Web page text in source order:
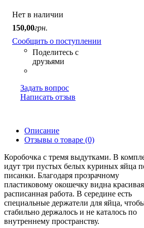
Нет в наличии
150,00грн.
Сообщить о поступлении
Задать вопрос
Написать отзыв
Описание
Отзывы о товаре (0)
Коробочка с тремя выдутками. В
идут три пустых белых куриных яйца
писанки. Благодаря прозрачному
пластиковому окошечку видна красивая
расписанная работа. В середине есть
специальные держатели для яйца,
стабильно держалось и не каталось по
внутреннему пространству.